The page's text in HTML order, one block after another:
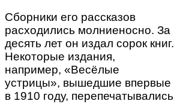
Сборники его рассказов
расходились молниеносно. За
десять лет он издал сорок книг.
Некоторые издания,
например, «Весёлые
устрицы», вышедшие впервые
в 1910 году, перепечатывались